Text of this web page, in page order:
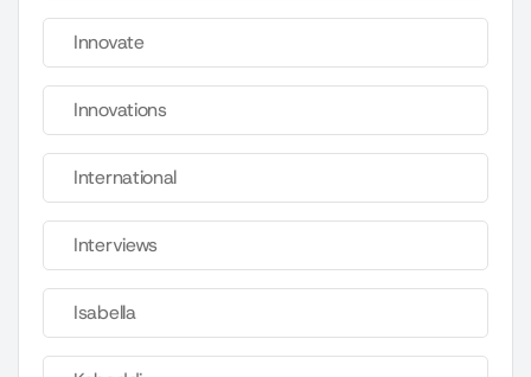
Innovate
Innovations
International
Interviews
Isabella